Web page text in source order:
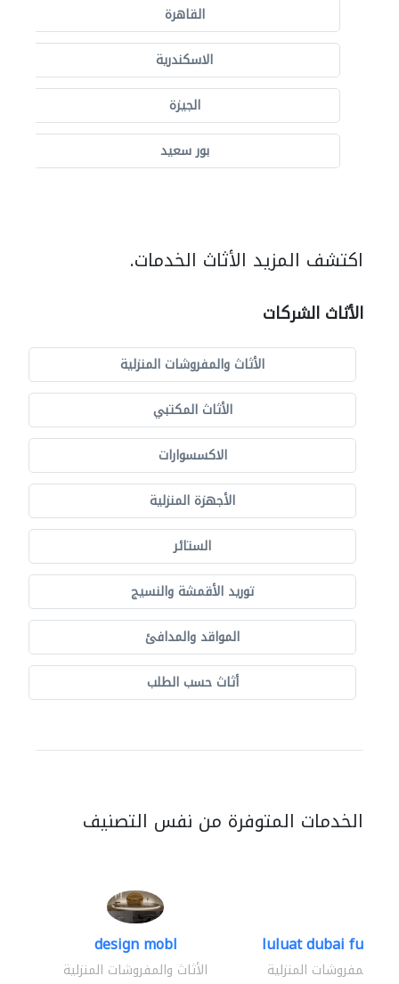
القاهرة
الاسكندرية
الجيزة
بور سعيد
اكتشف المزيد الأثاث الخدمات.
الأثاث الشركات
الأثاث والمفروشات المنزلية
الأثاث المكتبي
الاكسسوارات
الأجهزة المنزلية
الستائر
توريد الأقمشة والنسيج
المواقد والمدافئ
أثاث حسب الطلب
الخدمات المتوفرة من نفس التصنيف
design mobl
الأثاث والمفروشات المنزلية
luluat dubai
والمفروشات المنزلية